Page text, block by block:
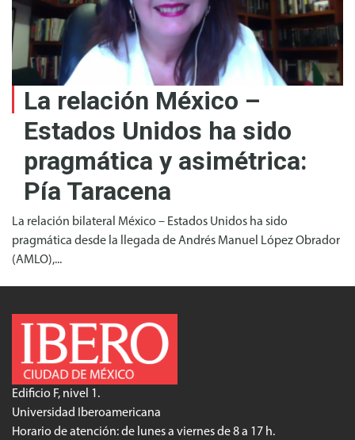
La relación México –
Estados Unidos ha sido
pragmática y asimétrica:
Pía Taracena
La relación bilateral México – Estados Unidos ha sido
pragmática desde la llegada de Andrés Manuel López Obrador
(AMLO),...
Edificio F, nivel 1.
Universidad Iberoamericana
Horario de atención: de lunes a viernes de 8 a 17 h.